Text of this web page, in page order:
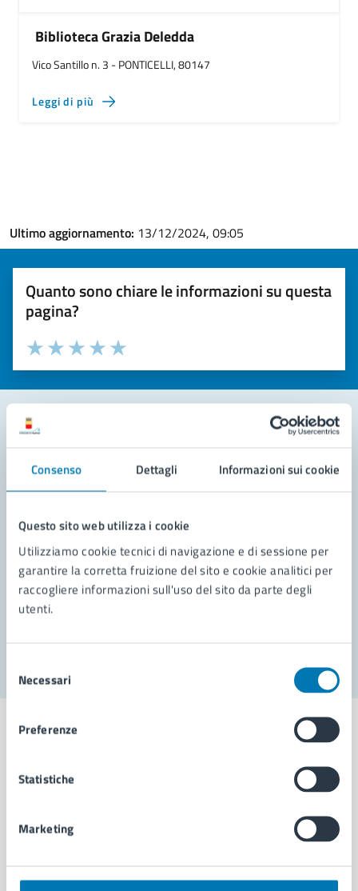
Consenso Dettagli Informazioni sui cookie
Questo sito web utilizza i cookie
Utilizziamo cookie tecnici di navigazione e di sessione per
garantire la corretta fruizione del sito e cookie analitici per
raccogliere informazioni sull'uso del sito da parte degli
utenti.
delNecessari
Preferenze
Statistiche
Marketing
Biblioteca Grazia Deledda
Vico Santillo n. 3 - PONTICELLI, 80147
Leggi di più
Ultimo aggiornamento: 13/12/2024, 09:05
Quanto sono chiare le informazioni su questa
pagina?
Valuta la chiarezza delle informazioni (da 1 a 5 stelle)
Seleziona il numero di stelle per valutare la chiarezza delle
Valuta 5 stelle su 5
Valuta 4 stelle su 5
Valuta 3 stelle su 5
Valuta 2 stelle su 5
Valuta 1 stelle su 5
Leggi le domande frequenti
Richiedi assistenza
Prenota appuntamento
Problemi in città
Comune di Napoli
AMMINISTRAZIONE
Organi di governo